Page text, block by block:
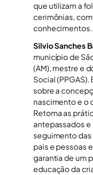
que utilizam a
cerimônias,
conhecimentos.
Silvio Sanches
município de
(AM), mestre e
Social (PPGAS).
sobre a
nascimento e o
Retoma as
antepassados
seguimento
pais e pessoas
garantia de um
educação da